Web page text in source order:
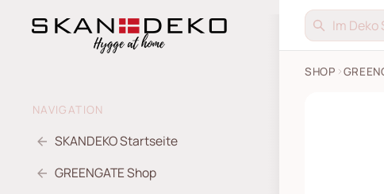
NAVIGATION
SKANDEKO Startseite
GREENGATE Shop
SHOP